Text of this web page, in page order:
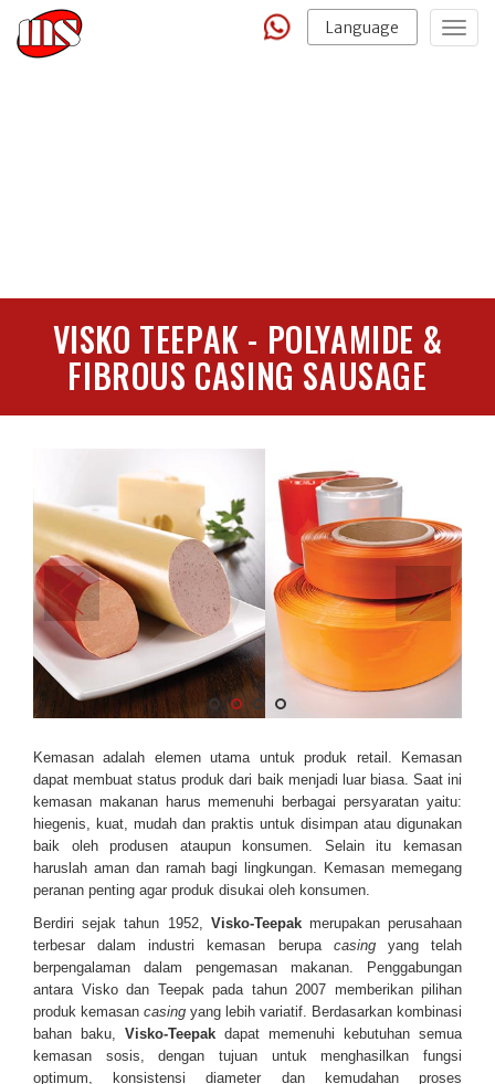
Language
VISKO TEEPAK - POLYAMIDE &
FIBROUS CASING SAUSAGE
Kemasan adalah elemen utama untuk produk retail . Kemasan
dapat membuat status produk dari baik menjadi luar biasa. Saat ini
kemasan makanan harus memenuhi berbagai persyaratan yaitu:
hiegenis, kuat, mudah dan praktis untuk disimpan atau digunakan
baik oleh produsen ataupun konsumen. Selain itu kemasan
haruslah aman dan ramah bagi lingkungan. Kemasan memegang
peranan penting agar produk disukai oleh konsumen.
Berdiri sejak tahun 1952, Visko-Teepakmerupakan perusahaan
terbesar dalam industri kemasan berupa casingyang telah
berpengalaman dalam pengemasan makanan. Penggabungan
antara Visko dan Teepak pada tahun 2007 memberikan pilihan
produk kemasan casing yang lebih variatif. Berdasarkan kombinasi
bahan baku, Visko-Teepak dapat memenuhi kebutuhan semua
kemasan sosis, dengan tujuan untuk menghasilkan fungsi
optimum, konsistensi diameter dan kemudahan proses